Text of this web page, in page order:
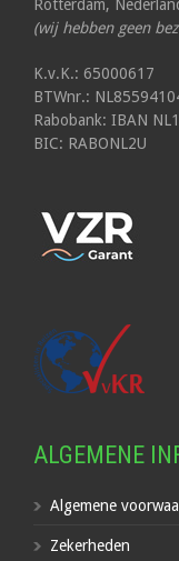
Rotterdam,
(wij hebben geen
K.v.K.: 65000617
BTWnr.:
Rabobank: IBAN
BIC: RABONL2U
ALGEMENE
Algemene
Zekerheden